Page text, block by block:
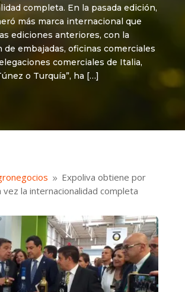
completa. En la pasada edición,
más marca internacional que
ediciones anteriores, con la
de embajadas, oficinas comerciales
comerciales de Italia,
o Turquía”, ha […]
9 Expoliva obtiene por
la internacionalidad completa